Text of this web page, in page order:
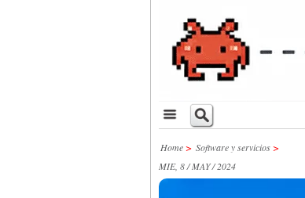
Home> Software y servicios>
MIE, 8 / MAY / 2024